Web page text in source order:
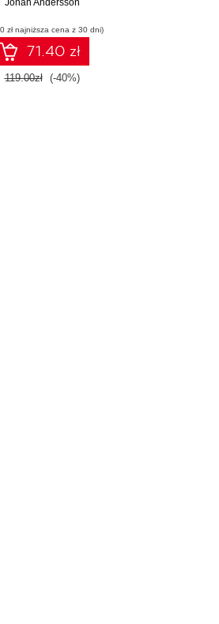
obliczeniowej i
Jonah Andersson
zł najniższa cena z 30 dni)
71.40 zł
119.00zł (-40%)